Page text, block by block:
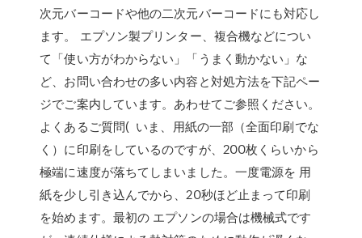
次元バーコードや他の二次元バーコードにも対応し
ます。 エプソン製プリンター、複合機などについ
て「使い方がわからない」「うまく動かない」な
ど、お問い合わせの多い内容と対処方法を下記ペー
ジでご案内しています。あわせてご参照ください。
よくあるご質問( いま、用紙の一部（全面印刷でな
く）に印刷をしているのですが、200枚くらいから
極端に速度が落ちてしまいました。一度電源を 用
紙を少し引き込んでから、20秒ほど止まって印刷
を始めます。最初の エプソンの場合は機械式です